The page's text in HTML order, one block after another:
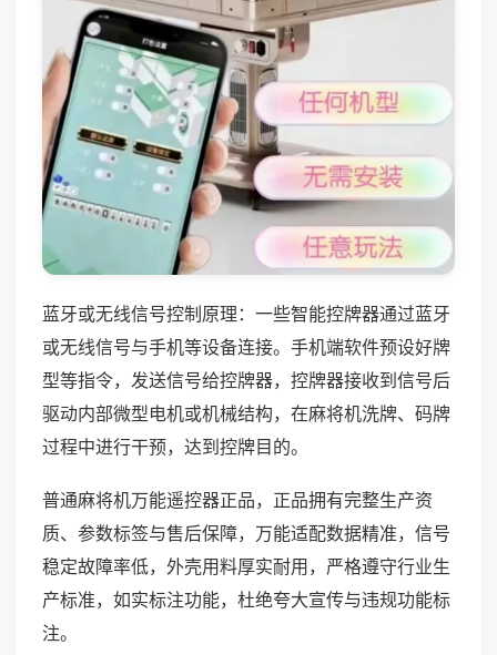
蓝牙或无线信号控制原理：一些智能控牌器通过蓝牙
或无线信号与手机等设备连接。手机端软件预设好牌
型等指令，发送信号给控牌器，控牌器接收到信号后
驱动内部微型电机或机械结构，在麻将机洗牌、码牌
过程中进行干预，达到控牌目的。
普通麻将机万能遥控器正品，正品拥有完整生产资
质、参数标签与售后保障，万能适配数据精准，信号
稳定故障率低，外壳用料厚实耐用，严格遵守行业生
产标准，如实标注功能，杜绝夸大宣传与违规功能标
注。